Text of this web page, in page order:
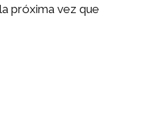
próxima vez que